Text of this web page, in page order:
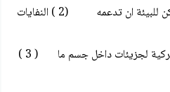
1 / اكبر عدد لأفراد نوع معين يمكن للبيئة ان تدعمه (2 ) النفايات
10 / مقياس لمتوسط الطاقة الحركية لجزيئات داخل جسم ما ( 3 )